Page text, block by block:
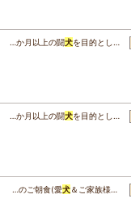
…か月以上の闘犬を目的とし…
…か月以上の闘犬を目的とし…
…のご朝食(愛犬＆ご家族様…